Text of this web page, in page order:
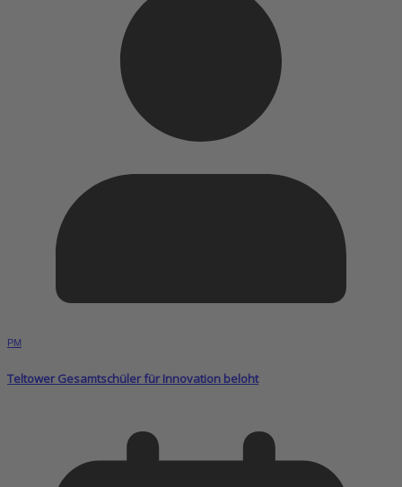
PM
Teltower Gesamtschüler für Innovation beloht